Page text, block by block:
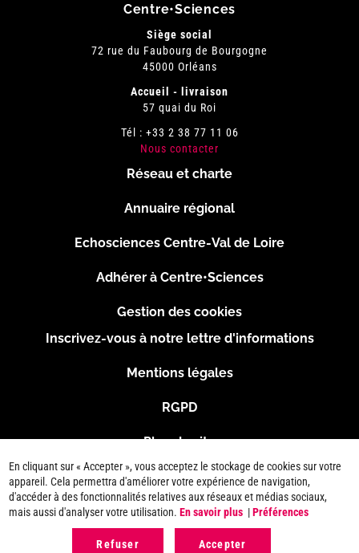
Centre•Sciences
Siège social
72 rue du Faubourg de Bourgogne
45000 Orléans
Accueil - livraison
57 quai du Roi
Tél : +33 2 38 77 11 06
Nous contacter
page
Réseau et charte
Annuaire régional
Echosciences Centre-Val de Loire
Adhérer à Centre•Sciences
Gestion des cookies
Inscrivez-vous à notre lettre d'informations
Mentions légales
RGPD
Plan du site
Connexion
En cliquant sur « Accepter », vous acceptez le stockage de cookies sur votre
appareil. Cela permettra d'améliorer votre expérience de navigation,
d'accéder à des fonctionnalités relatives aux réseaux et médias sociaux,
mais aussi d'analyser votre utilisation.En savoir plus |Préférences
Refuser Accepter